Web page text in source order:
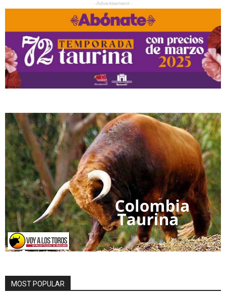
- Advertisement -
MOST POPULAR